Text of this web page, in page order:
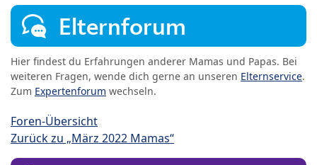
Elternforum
Hier findest du Erfahrungen anderer Mamas und Papas. Bei
weiteren Fragen, wende dich gerne an unseren Elternservice.
Zum Expertenforum wechseln.
Foren-Übersicht
Zurück zu „März 2022 Mamas“